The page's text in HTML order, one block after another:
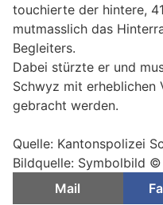
touchierte der hintere,
mutmasslich das
Begleiters.
Dabei stürzte er und
Schwyz mit erheblichen
gebracht werden.
Quelle: Kantonspolizei
Bildquelle: Symbolbild
Mail